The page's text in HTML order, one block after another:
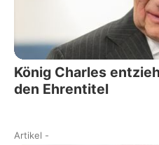
König Charles
den Ehrentitel
Artikel -